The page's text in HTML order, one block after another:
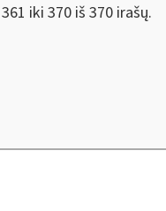
iki 370 iš 370 irašų.